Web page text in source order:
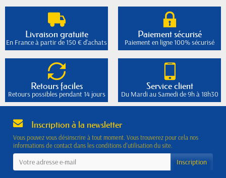
Livraison gratuite
En France à partir de 150 € d'achats
Paiement sécurisé
Paiement en ligne 100% sécurisé
Retours faciles
Retours possibles pendant 14 jours
Service client
Du Mardi au Samedi de 9h à 18h30
Inscription à la newsletter
Vous pouvez vous désinscrire à tout moment. Vous trouverez pour cela nos
informations de contact dans les conditions d'utilisation du site.